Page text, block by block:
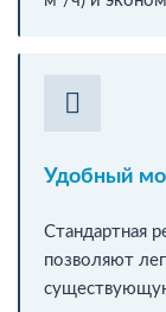
Удобный
Стандартная
позволяют